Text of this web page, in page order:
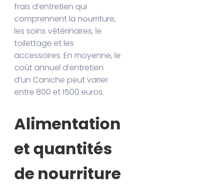
frais d’entretien qui
comprennent la nourriture,
les soins vétérinaires, le
toilettage et les
accessoires. En moyenne, le
coût annuel d’entretien
d’un Caniche peut varier
entre 800 et 1500 euros.
Alimentation
et quantités
de nourriture